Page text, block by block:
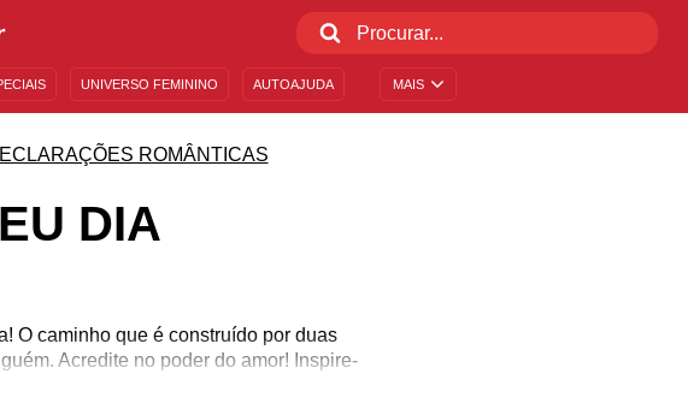
MAIS
UNIVERSO FEMININO AUTOAJUDA
ROMÂNTICAS
DIA
O caminho que é construído por duas
Acredite no poder do amor! Inspire-